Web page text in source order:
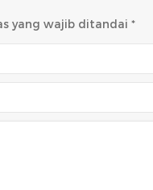
yang wajib ditandai *